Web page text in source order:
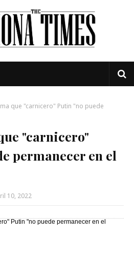
que "carnicero" Putin "no puede
"carnicero"
permanecer en el
10, 2022